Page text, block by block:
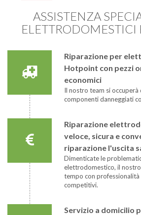
ASSISTENZA
Riparazione per
Hotpoint con pezzi
economici
Il nostro team si
componenti danneggiati
Riparazione
veloce, sicura e
riparazione l'uscita
Dimenticate le
elettrodomestico, il
tempo con professionalità
competitivi.
Servizio a domicilio